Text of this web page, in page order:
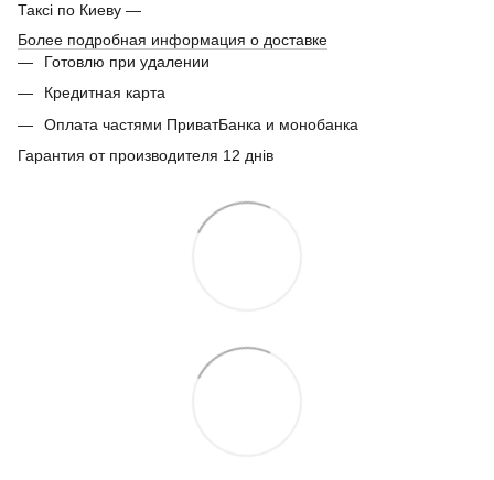
Таксі по Киеву —
Более подробная информация о доставке
Готовлю при удалении
Кредитная карта
Оплата частями ПриватБанка и монобанка
Гарантия от производителя 12 днів